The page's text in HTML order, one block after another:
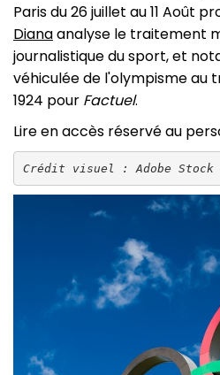
Paris du 26 juillet au 11 Août
Dianaanalyse le traitement
journalistique du sport, et
véhiculée de l'olympisme au
1924 pour Factuel.
Lire en accès réservé au
Crédit visuel : Adobe